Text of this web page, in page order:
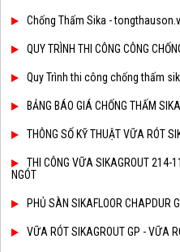
Chống Thấm Sika -
QUY TRÌNH THI CÔNG CÔNG
Quy Trình thi công chống thấm
BẢNG BÁO GIÁ CHỐNG THẤM
THÔNG SỐ KỸ THUẬT VỮA RÓT
THI CÔNG VỮA SIKAGROUT 214-
NGÓT
PHỦ SÀN SIKAFLOOR CHAPDUR
VỮA RÓT SIKAGROUT GP - VỮA